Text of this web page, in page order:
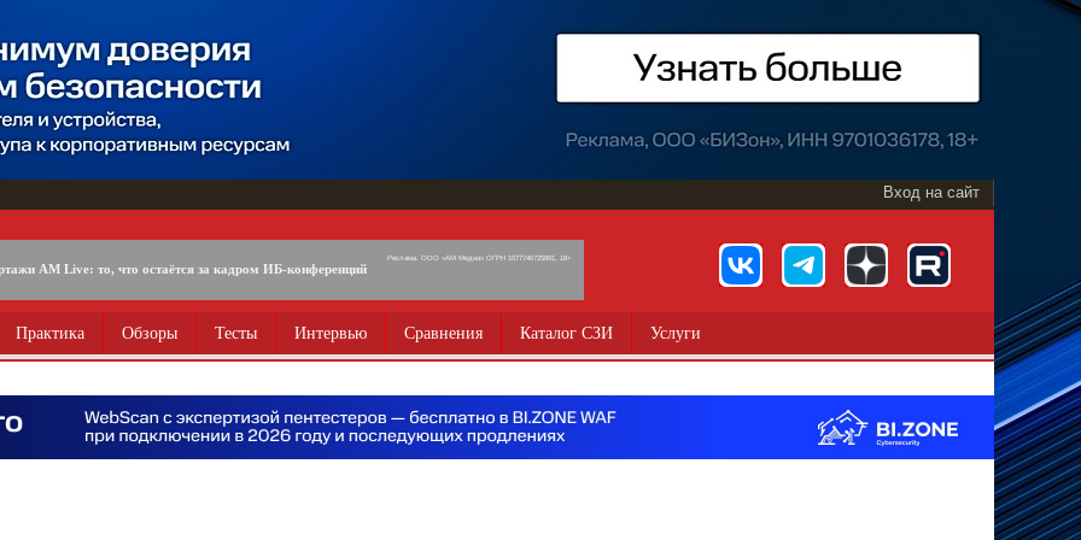
Вход на сайт
AM Live: то, что остаётся за кадром ИБ-конференций
Реклама. ООО «АМ Медиа» ОГРН 1077746725891, 18+
Практика Обзоры Тесты Интервью Сравнения Каталог СЗИ Услуги